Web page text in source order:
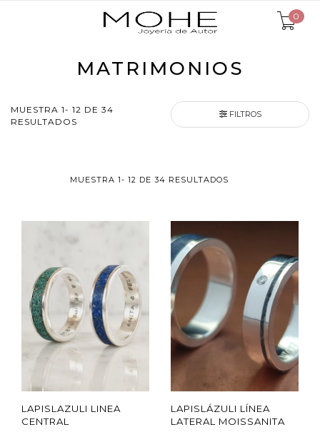
0
MATRIMONIOS
MUESTRA 1- 12 DE 34
RESULTADOS
FILTROS
MUESTRA 1- 12 DE 34 RESULTADOS
LAPISLAZULI LINEA
CENTRAL
LAPISLÁZULI LÍNEA
LATERAL MOISSANITA